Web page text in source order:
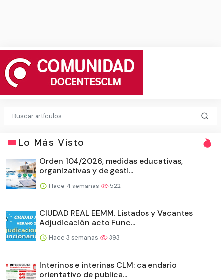
Lo Más Visto
Orden 104/2026, medidas educativas,
organizativas y de gesti...
Hace 4 semanas 522
CIUDAD REAL EEMM. Listados y Vacantes
Adjudicación acto Func...
Hace 3 semanas 393
Interinos e interinas CLM: calendario
orientativo de publica...